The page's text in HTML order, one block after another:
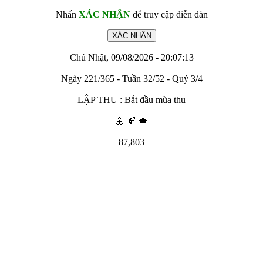
Nhấn XÁC NHẬNđể truy cập diễn đàn
Chủ Nhật, 09/08/2026 - 20:07:13
Ngày 221/365 - Tuần 32/52 - Quý 3/4
LẬP THU : Bắt đầu mùa thu
🌼 🍂 🍁
87,803